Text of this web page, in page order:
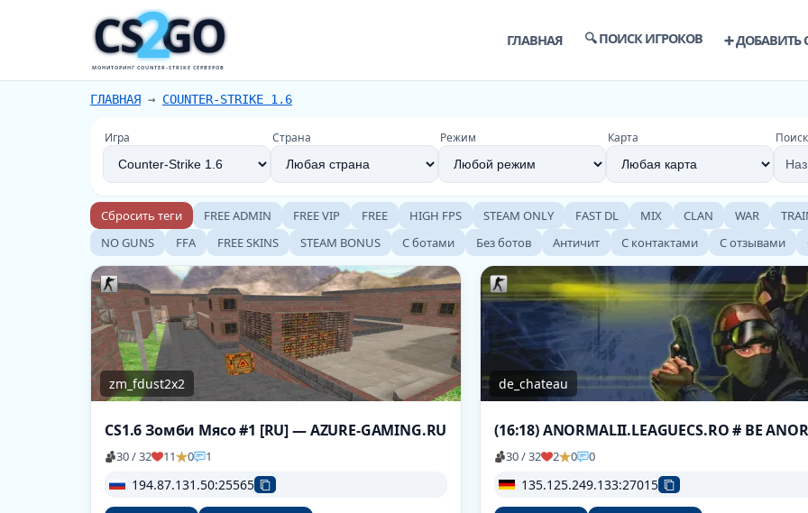
CS GO
2
МОНИТОРИНГ COUNTER-STRIKE СЕРВЕРОВ
ГЛАВНАЯ 🔍 ПОИСК ИГРОКОВ ➕ ДОБАВИТЬ
ГЛАВНАЯ → COUNTER-STRIKE 1.6
Игра Страна Режим Карта Поиск
Сбросить теги FREE ADMIN FREE VIP FREE HIGH FPS STEAM ONLY FAST DL MIX CLAN WAR
NO GUNS
FFA FREE SKINS STEAM BONUS С ботами Без ботов Античит С контактами С отзывами
zm_fdust2x2
CS1.6 Зомби Мясо #1 [RU] — AZURE-GAMING.RU
30 / 32 11 0 1
194.87.131.50:25565
de_chateau
30 / 32 2 0 0
135.125.249.133:27015